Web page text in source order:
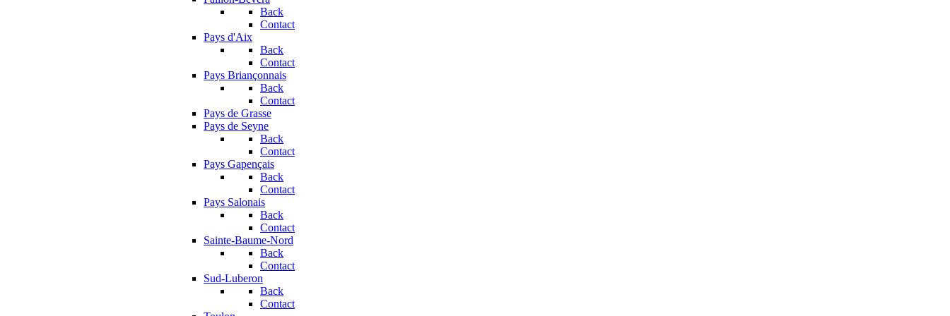
Back
Contact
Pays d'Aix
Back
Contact
Pays Briançonnais
Back
Contact
Pays de Grasse
Pays de Seyne
Back
Contact
Pays Gapençais
Back
Contact
Pays Salonais
Back
Contact
Sainte-Baume-Nord
Back
Contact
Sud-Luberon
Back
Contact